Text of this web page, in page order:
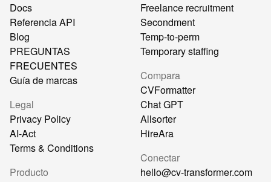
Docs
Referencia API
Blog
PREGUNTAS
FRECUENTES
Guía de marcas
Legal
Privacy Policy
AI-Act
Terms & Conditions
Producto
Freelance recruitment
Secondment
Temp-to-perm
Temporary staffing
Compara
CVFormatter
Chat GPT
Allsorter
HireAra
Conectar
hello@cv-transformer.com